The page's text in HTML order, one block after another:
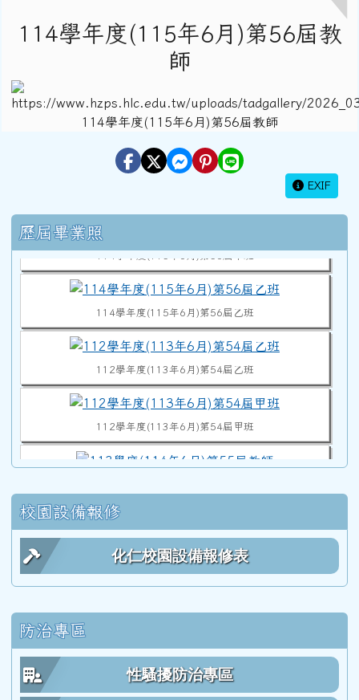
114學年度(115年6月)第56屆教
師
EXIF
右邊區域內容
歷屆畢業照
114學年度(115年6月)第56屆甲班
114學年度(115年6月)第56屆乙班
112學年度(113年6月)第54屆乙班
112學年度(113年6月)第54屆甲班
111學年度(112年6月)第53屆甲班
校園設備報修
化仁校園設備報修表
防治專區
性騷擾防治專區